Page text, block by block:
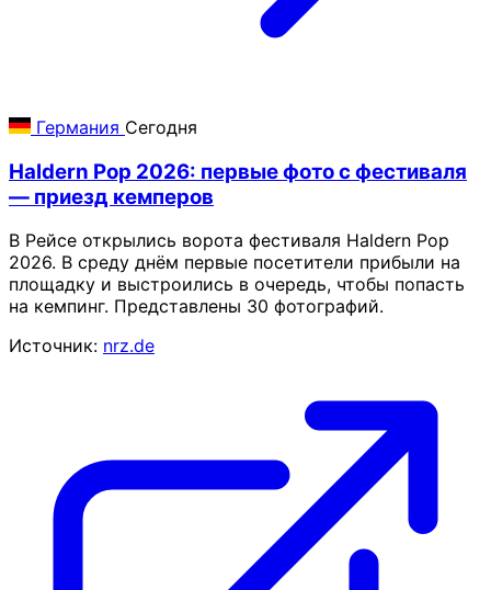
Германия Сегодня
Haldern Pop 2026: первые фото с фестиваля
— приезд кемперов
В Рейсе открылись ворота фестиваля Haldern Pop
2026. В среду днём первые посетители прибыли на
площадку и выстроились в очередь, чтобы попасть
на кемпинг. Представлены 30 фотографий.
Источник: nrz.de